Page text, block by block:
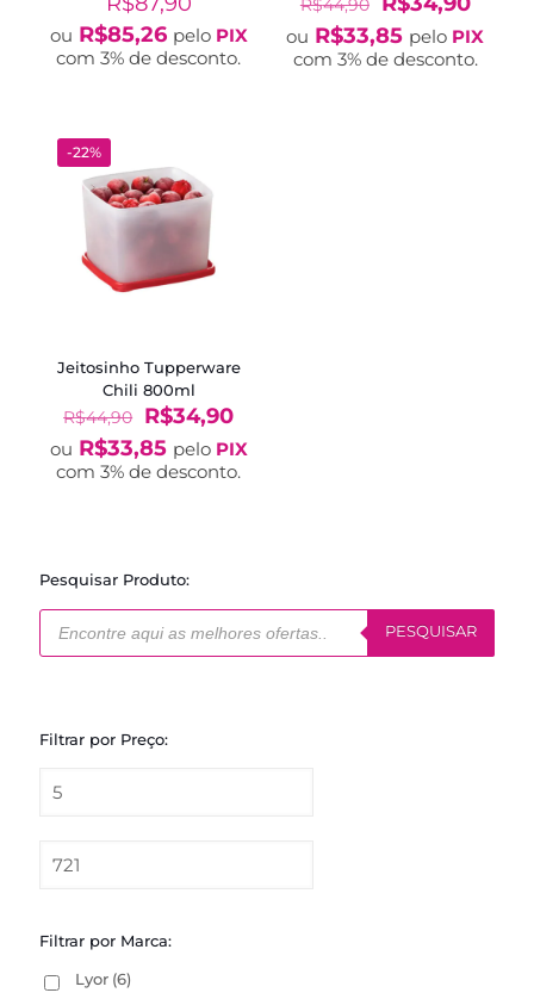
ou R$85,26 pelo PIX
com 3% de desconto.
R$44,90
preço
original
era:
preço
atual
é:
ou R$33,85 pelo PIX
com 3% de desconto.
-22%
Jeitosinho Tupperware
Chili 800ml
R$44,90
O
preço
original
era:
R$34,90O
preço
atual
é:
ou R$33,85 pelo PIX
com 3% de desconto.
Pesquisar Produto:
Pesquisar
produtos
PESQUISAR
Filtrar por Preço:
Filtrar por Marca:
Lyor (6)